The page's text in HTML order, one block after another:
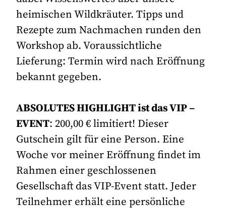
heimischen Wildkräuter. Tipps und
Rezepte zum Nachmachen runden den
Workshop ab. Voraussichtliche
Lieferung: Termin wird nach Eröffnung
bekannt gegeben.
ABSOLUTES HIGHLIGHT ist das VIP –
EVENT: 200,00 € limitiert! Dieser
Gutschein gilt für eine Person. Eine
Woche vor meiner Eröffnung findet im
Rahmen einer geschlossenen
Gesellschaft das VIP-Event statt. Jeder
Teilnehmer erhält eine persönliche